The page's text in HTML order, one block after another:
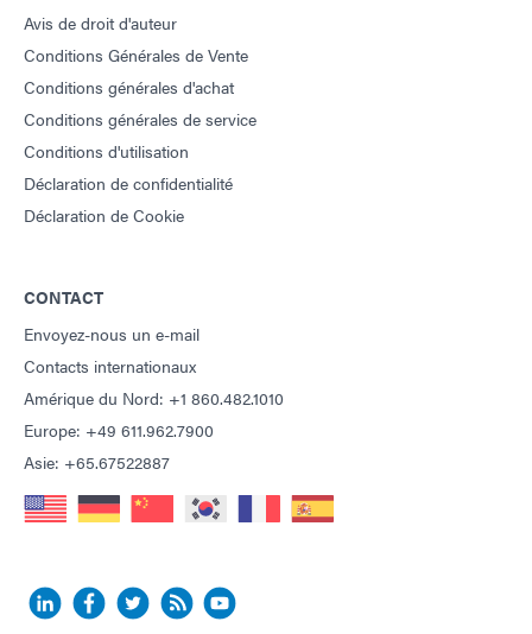
Avis de droit d'auteur
Conditions Générales de Vente
Conditions générales d'achat
Conditions générales de service
Conditions d'utilisation
Déclaration de confidentialité
Déclaration de Cookie
CONTACT
Envoyez-nous un e-mail
Contacts internationaux
Amérique du Nord: +1 860.482.1010
Europe: +49 611.962.7900
Asie: +65.67522887